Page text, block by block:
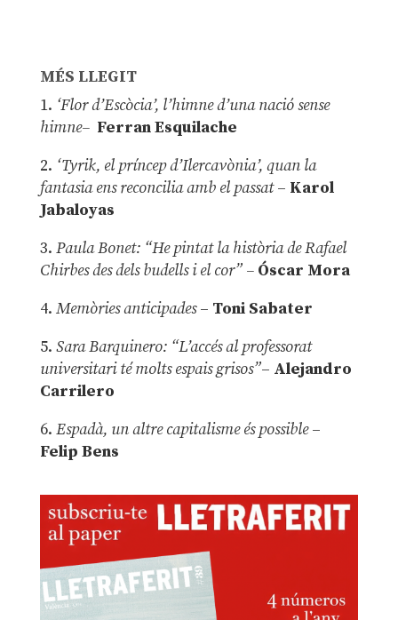
MÉS LLEGIT
1. ‘Flor d’Escòcia’, l’himne d’una nació sense
himne– Ferran Esquilache
2. ‘Tyrik, el príncep d’Ilercavònia’, quan la
fantasia ens reconcilia amb el passat– Karol
Jabaloyas
3. Paula Bonet: “He pintat la història de Rafael
Chirbes des dels budells i el cor” –Óscar Mora
4. Memòries anticipades– Toni Sabater
5. Sara Barquinero: “L’accés al professorat
universitari té molts espais grisos”– Alejandro
Carrilero
6. Espadà, un altre capitalisme és possible –
Felip Bens